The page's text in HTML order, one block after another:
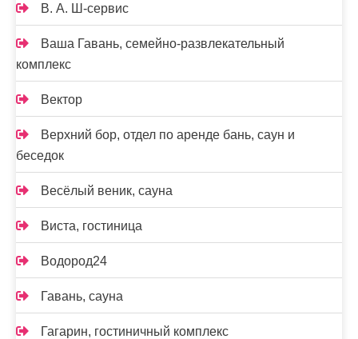
В. А. Ш-сервис
Ваша Гавань, семейно-развлекательный
комплекс
Вектор
Верхний бор, отдел по аренде бань, саун и
беседок
Весёлый веник, сауна
Виста, гостиница
Водород24
Гавань, сауна
Гагарин, гостиничный комплекс